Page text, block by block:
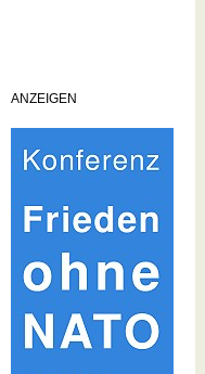
ANZEIGEN